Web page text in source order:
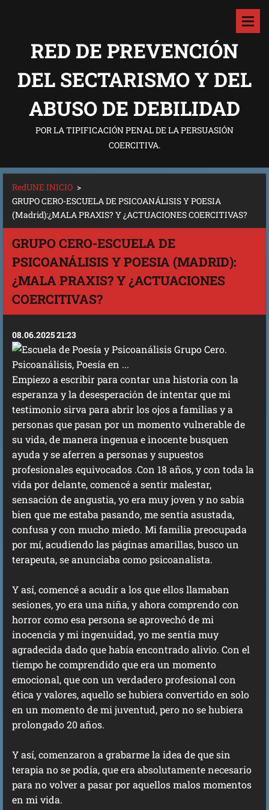
RED DE PREVENCIÓN
DEL SECTARISMO Y DEL
ABUSO DE DEBILIDAD
POR LA TIPIFICACIÓN PENAL DE LA PERSUASIÓN
COERCITIVA.
RedUNE INICIO >
GRUPO CERO-ESCUELA DE PSICOANÁLISIS Y POESIA
(Madrid):¿MALA PRAXIS? Y ¿ACTUACIONES COERCITIVAS?
GRUPO CERO-ESCUELA DE
PSICOANÁLISIS Y POESIA (MADRID):
¿MALA PRAXIS? Y ¿ACTUACIONES
COERCITIVAS?
08.06.2025 21:23
Empiezo a escribir para contar una historia con la
esperanza y la desesperación de intentar que mi
testimonio sirva para abrir los ojos a familias y a
personas que pasan por un momento vulnerable de
su vida, de manera ingenua e inocente busquen
ayuda y se aferren a personas y supuestos
profesionales equivocados .Con 18 años, y con toda la
vida por delante, comencé a sentir malestar,
sensación de angustia, yo era muy joven y no sabía
bien que me estaba pasando, me sentía asustada,
confusa y con mucho miedo. Mi familia preocupada
por mí, acudiendo las páginas amarillas, busco un
terapeuta, se anunciaba como psicoanalista.
Y así, comencé a acudir a los que ellos llamaban
sesiones, yo era una niña, y ahora comprendo con
horror como esa persona se aprovechó de mi
inocencia y mi ingenuidad, yo me sentía muy
agradecida dado que había encontrado alivio. Con el
tiempo he comprendido que era un momento
emocional, que con un verdadero profesional con
ética y valores, aquello se hubiera convertido en solo
en un momento de mi juventud, pero no se hubiera
prolongado 20 años.
Y así, comenzaron a grabarme la idea de que sin
terapia no se podía, que era absolutamente necesario
para no volver a pasar por aquellos malos momentos
en mi vida.